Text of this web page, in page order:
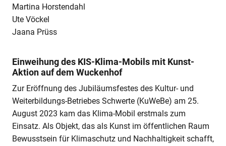
Martina Horstendahl
Ute Vöckel
Jaana Prüss
Einweihung des KIS-Klima-Mobils mit Kunst-
Aktion auf dem Wuckenhof
Zur Eröffnung des Jubiläumsfestes des Kultur- und
Weiterbildungs-Betriebes Schwerte (KuWeBe) am 25.
August 2023 kam das Klima-Mobil erstmals zum
Einsatz. Als Objekt, das als Kunst im öffentlichen Raum
Bewusstsein für Klimaschutz und Nachhaltigkeit schafft,